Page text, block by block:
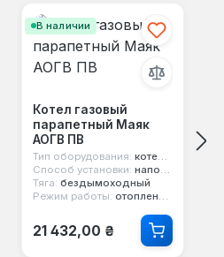
В наличии
Котел газовый
парапетный Маяк
АОГВ ПВ
Тип оборудования: котел парапетный
Способ установки: напольный
Тяга: бездымоходный
Режим работы: отопление и горячая вода
Обычная цена:
21 432,00 ₴